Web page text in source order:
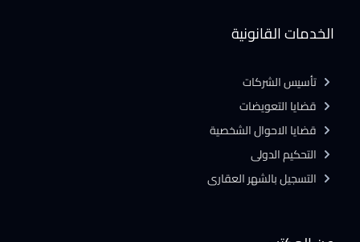
الخدمات القانونية
تأسيس الشركات
قضايا التعويضات
قضايا الاحوال الشخصية
التحكيم الدولى
التسجيل بالشهر العقارى